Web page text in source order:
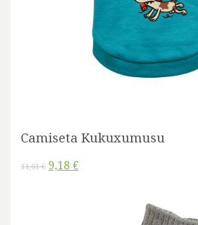
Camiseta Kukuxumusu
11,01 € 9,18 €